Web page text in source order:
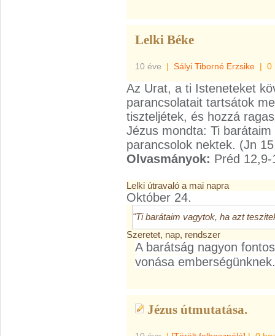
Lelki Béke
10 éve | Sályi Tiborné Erzsike | 0
Az Urat, a ti Isteneteket
parancsolatait tartsátok
tiszteljétek, és hozzá
Jézus mondta: Ti
parancsolok nektek. (Jn
Olvasmányok: Préd
Lelki útravaló a mai napra
Október 24.
"Ti barátaim vagytok, ha azt
Szeretet, nap, rendszer
A barátság nagyon
vonása emberségünknek.
Jézus útmutatása.